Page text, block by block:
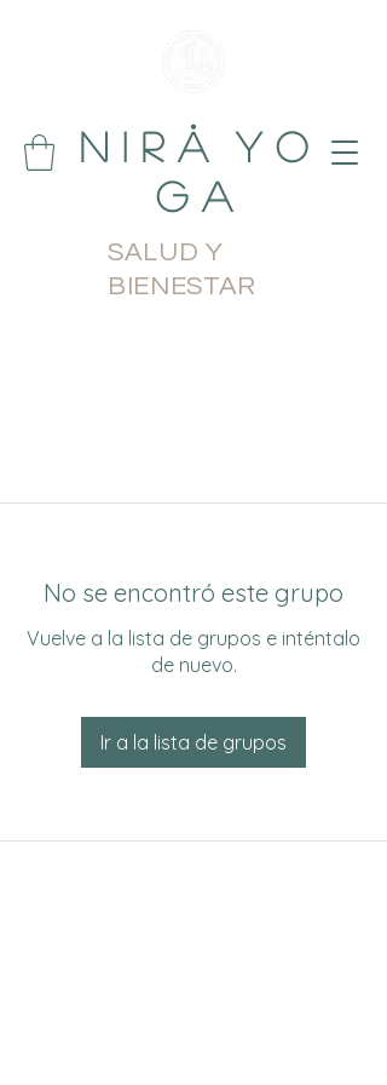
N i r å Y o
g a
SALUD Y
BIENESTAR
No se encontró este grupo
Vuelve a la lista de grupos e inténtalo
de nuevo.
Ir a la lista de grupos